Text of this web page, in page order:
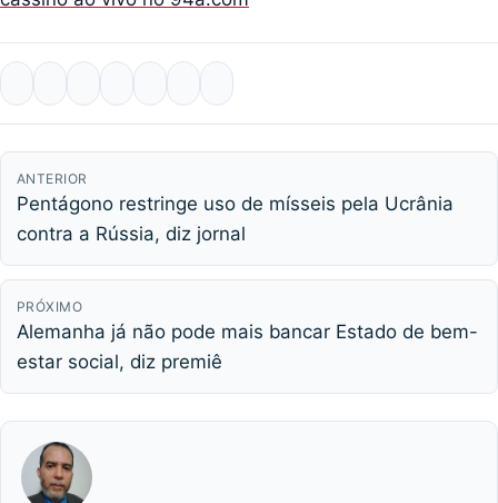
ANTERIOR
Pentágono restringe uso de mísseis pela Ucrânia
contra a Rússia, diz jornal
PRÓXIMO
Alemanha já não pode mais bancar Estado de bem-
estar social, diz premiê